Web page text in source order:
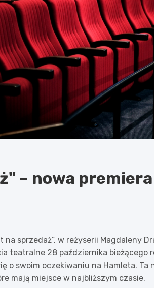
– nowa
sprzedaż”, w reżyserii Magdaleny
teatralne 28 października bieżącego
o swoim oczekiwaniu na Hamleta. Ta
mają miejsce w najbliższym czasie.